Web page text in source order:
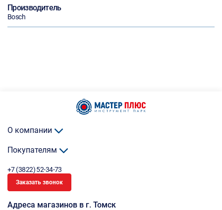
Производитель
Bosch
О компании
Покупателям
+7 (3822) 52-34-73
Заказать звонок
Адреса магазинов в г. Томск